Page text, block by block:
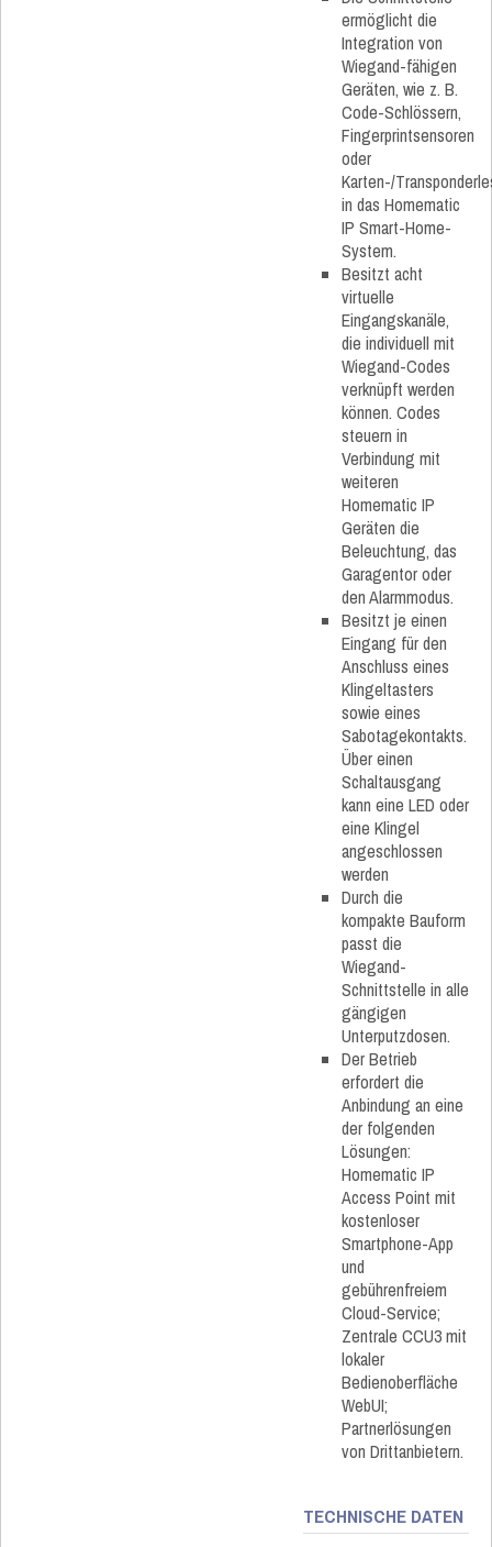
ermöglicht die
Integration von
Wiegand-fähigen
Geräten, wie z. B.
Code-Schlössern,
Fingerprintsensoren
oder
Karten-/
in das Homematic
IP Smart-Home-
System.
Besitzt acht
virtuelle
Eingangskanäle,
die individuell mit
Wiegand-Codes
verknüpft werden
können. Codes
steuern in
Verbindung mit
weiteren
Homematic IP
Geräten die
Beleuchtung, das
Garagentor oder
den Alarmmodus.
Besitzt je einen
Eingang für den
Anschluss eines
Klingeltasters
sowie eines
Sabotagekontakts.
Über einen
Schaltausgang
kann eine LED oder
eine Klingel
angeschlossen
werden
Durch die
kompakte Bauform
passt die
Wiegand-
Schnittstelle in alle
gängigen
Unterputzdosen.
Der Betrieb
erfordert die
Anbindung an eine
der folgenden
Lösungen:
Homematic IP
Access Point mit
kostenloser
Smartphone-App
und
gebührenfreiem
Cloud-Service;
Zentrale CCU3 mit
lokaler
Bedienoberfläche
WebUI;
Partnerlösungen
von Drittanbietern.
TECHNISCHE DATEN